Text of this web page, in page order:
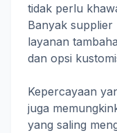
tidak perlu
Banyak
layanan
dan opsi
Kepercayaan
juga
yang saling